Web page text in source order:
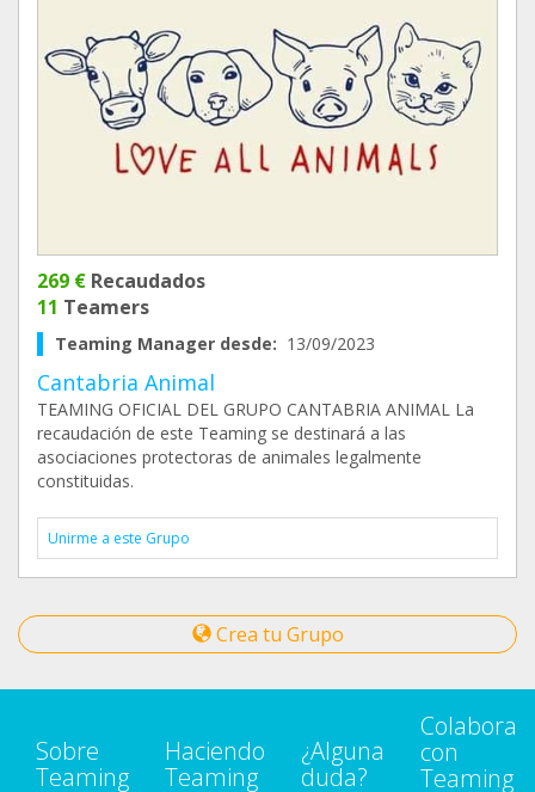
269 € Recaudados
11 Teamers
Teaming Manager desde: 13/09/2023
Cantabria Animal
TEAMING OFICIAL DEL GRUPO CANTABRIA ANIMAL La
recaudación de este Teaming se destinará a las
asociaciones protectoras de animales legalmente
constituidas.
Unirme a este Grupo
Crea tu Grupo
Sobre
Teaming
Haciendo
Teaming
¿Alguna
duda?
Colabora
con
Teaming